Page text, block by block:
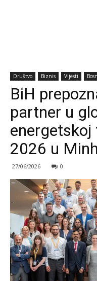
Društvo Biznis Vijesti
BiH
partner u
energetskoj
2026 u
27/06/2026 0